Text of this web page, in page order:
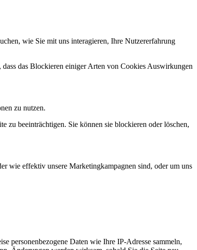
wie Sie mit uns interagieren, Ihre Nutzererfahrung
das Blockieren einiger Arten von Cookies Auswirkungen
zu nutzen.
zu beeinträchtigen. Sie können sie blockieren oder löschen,
wie effektiv unsere Marketingkampagnen sind, oder um uns
personenbezogene Daten wie Ihre IP-Adresse sammeln,